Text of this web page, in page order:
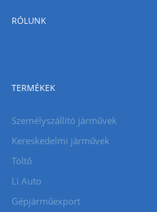
RÓLUNK
TERMÉKEK
Személyszállító járművek
Kereskedelmi járművek
Töltő
Li Auto
Gépjárműexport